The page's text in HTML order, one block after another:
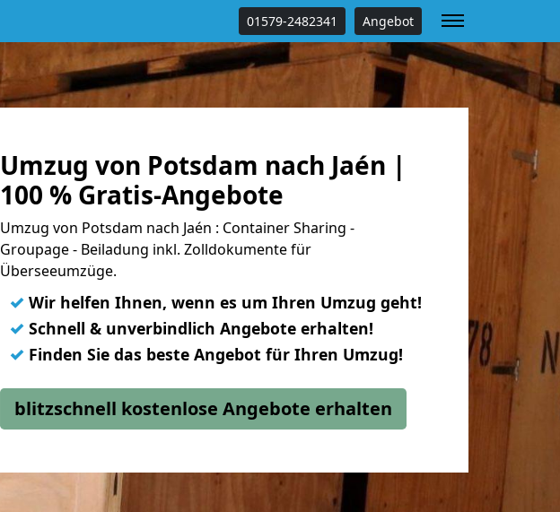
01579-2482341 Angebot
Umzug von Potsdam nach Jaén |
100 % Gratis-Angebote
Umzug von Potsdam nach Jaén : Container Sharing -
Groupage - Beiladung inkl. Zolldokumente für
Überseeumzüge.
✓ Wir helfen Ihnen, wenn es um Ihren Umzug geht!
✓ Schnell & unverbindlich Angebote erhalten!
✓ Finden Sie das beste Angebot für Ihren Umzug!
blitzschnell kostenlose Angebote erhalten